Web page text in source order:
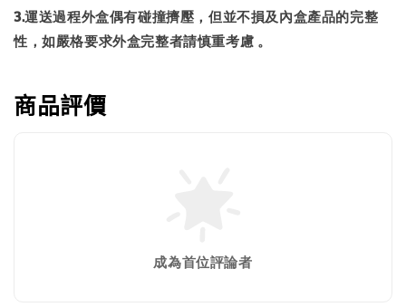
3.運送過程外盒偶有碰撞擠壓，但並不損及內盒產品的完整
性，如嚴格要求外盒完整者請慎重考慮 。
商品評價
成為首位評論者